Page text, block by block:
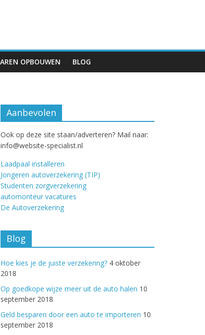
OPBOUWEN BLOG
Aanbevolen
Ook op deze site staan/adverteren? Mail naar:
info@website-specialist.nl
Laadpaal installeren
Jongeren autoverzekering (TIP)
Studenten zorgverzekering
automonteur vacatures
De Autoverzekering
Blog
Hoe kies je de juiste verzekering? 4 oktober
2018
Op goedkope wijze meer uit de auto halen 10
september 2018
Geld besparen door een auto te importeren 10
september 2018